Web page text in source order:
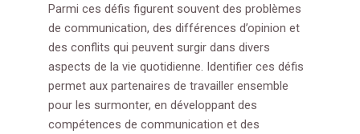
Parmi ces défis figurent souvent des problèmes
de communication, des différences d’opinion et
des conflits qui peuvent surgir dans divers
aspects de la vie quotidienne. Identifier ces défis
permet aux partenaires de travailler ensemble
pour les surmonter, en développant des
compétences de communication et des